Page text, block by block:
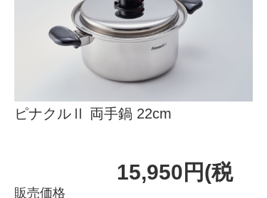
レシピ
お問い合わせ
ピナクルⅡ 両手鍋 22cm
販売価格
15,950円(税